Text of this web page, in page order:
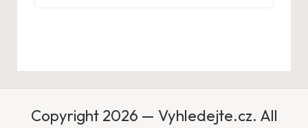
Copyright 2026 — Vyhledejte.cz. All